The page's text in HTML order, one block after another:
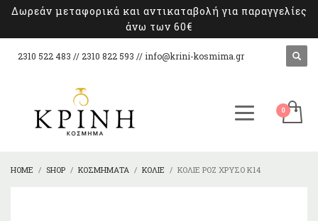
Δωρεάν μεταφορικά και αντικαταβολή για παραγγελίες
άνω των 60€
2310 522 483 // 2310 822 593 // info@krini-kosmima.gr
HOME SHOP ΚΟΣΜΉΜΑΤΑ ΚΟΛΙΈ ΚΟΛΙΈ ΡΌΖ XΡΥΣΌ Κ14